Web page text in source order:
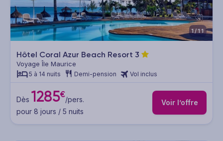
1/11
Hôtel Coral Azur Beach Resort 3
Voyage Île Maurice
5 à 14 nuits Demi-pension Vol inclus
Dès 1285€/pers.
pour 8 jours / 5 nuits
Voir l’offre